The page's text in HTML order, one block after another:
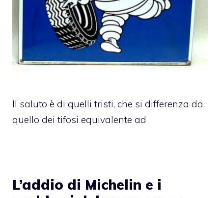
Il saluto è di quelli tristi, che si differenza da
quello dei tifosi equivalente ad
L’addio di Michelin e i